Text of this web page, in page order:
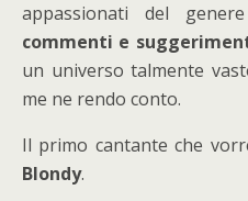
appassionati del
commenti e
un universo talmente
me ne rendo conto.
Il primo cantante che
Blondy.